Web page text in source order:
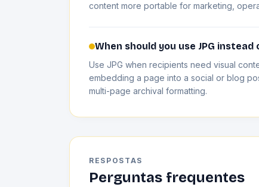
content more portable for marketing,
When should you use JPG instead
Use JPG when recipients need visual
embedding a page into a social or blog
multi-page archival formatting.
RESPOSTAS
Perguntas frequentes